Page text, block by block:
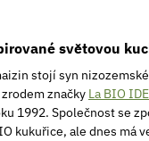
světovou
stojí syn
značky La BIO
1992. Společnost se
kukuřice, ale dnes má